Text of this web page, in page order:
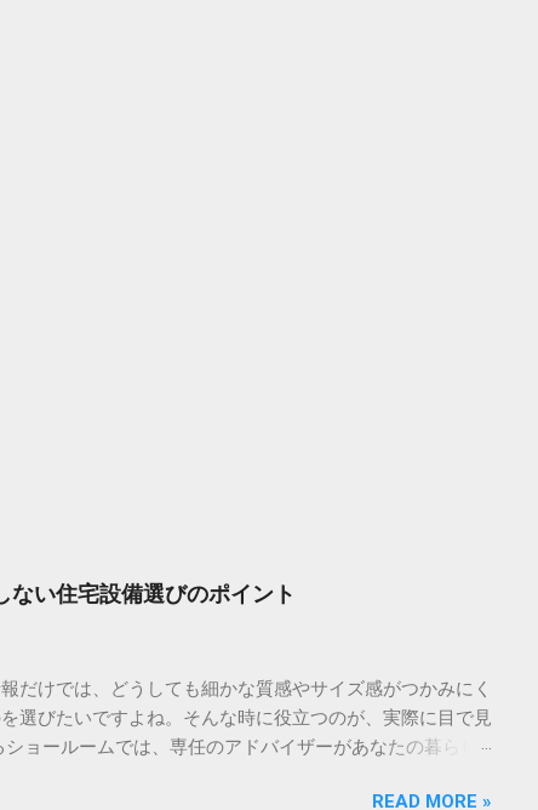
ない住宅設備選びのポイント
だけでは、どうしても細かな質感やサイズ感がつかみにく
選びたいですよね。そんな時に役立つのが、実際に目で見
ョールームでは、専任のアドバイザーがあなたの暮らし
索・来場予約する] マイホームの計画やリフォームを考え
READ MORE »